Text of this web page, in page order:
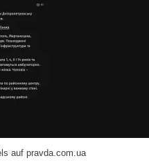
auf pravda.com.ua